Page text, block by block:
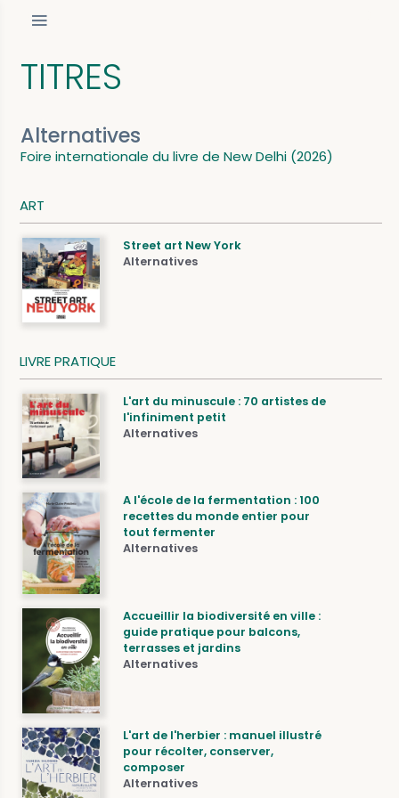
TITRES
Alternatives
Foire internationale du livre de New Delhi (2026)
ART
Street art New York
Alternatives
LIVRE PRATIQUE
L'art du minuscule : 70 artistes de
l'infiniment petit
Alternatives
A l'école de la fermentation : 100
recettes du monde entier pour
tout fermenter
Alternatives
Accueillir la biodiversité en ville :
guide pratique pour balcons,
terrasses et jardins
Alternatives
L'art de l'herbier : manuel illustré
pour récolter, conserver,
composer
Alternatives